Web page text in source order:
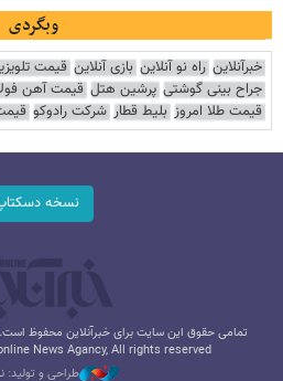
وبگردی
خبرآنلاین راه نو آنلاین بازی آنلاین قیمت
جراح بینی گوشتی پرشین هتل قیمت آهن
قیمت طلا امروز بلیط قطار شرکت رادوکو
نسخه
تمامی حقوق این سایت برای خبرآنلاین محفوظ
News Agancy, All rights reserved
طراحی و تولید: